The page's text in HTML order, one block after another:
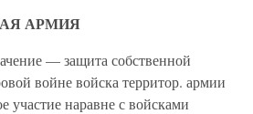
АРМИЯ
— защита собственной
войне войска территор. армии
участие наравне с войсками